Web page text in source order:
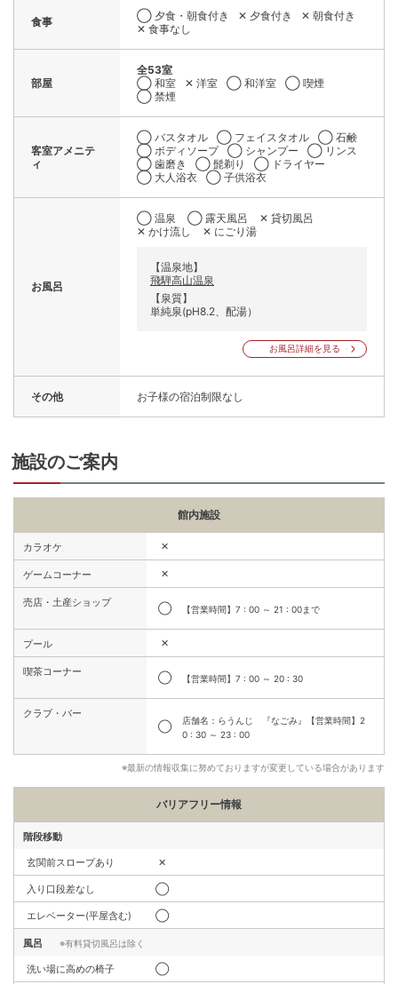
食事 ◯ 夕食・朝食付き ✕ 夕食付き
✕ 朝食付き
✕ 食事なし
部屋
全53室
◯ 和室
✕ 洋室 ◯ 和洋室
◯ 喫煙
◯ 禁煙
客室アメニテ
ィ
◯ バスタオル ◯ フェイスタオル
◯ 石鹸
◯ ボディソープ
◯ シャンプー
◯ リンス
◯ 歯磨き
◯ 髭剃り
◯ ドライヤー
◯ 大人浴衣
◯ 子供浴衣
お風呂
◯ 温泉 ◯ 露天風呂
✕ 貸切風呂
✕ かけ流し
✕ にごり湯
【温泉地】
飛騨高山温泉
【泉質】
単純泉(pH8.2、配湯）
お風呂詳細を見る
その他 お子様の宿泊制限なし
施設のご案内
館内施設
カラオケ ✕
ゲームコーナー ✕
売店・土産ショップ
◯ 【営業時間】7 : 00 ～ 21 : 00まで
プール ✕
喫茶コーナー
◯ 【営業時間】7 : 00 ～ 20 : 30
クラブ・バー
◯
店舗名：らうんじ 『なごみ』【営業時間】2
0 : 30 ～ 23 : 00
※最新の情報収集に努めておりますが変更している場合があります
バリアフリー情報
階段移動
玄関前スロープあり ✕
入り口段差なし ◯
エレベーター(平屋含む) ◯
風呂 ※有料貸切風呂は除く
洗い場に高めの椅子 ◯